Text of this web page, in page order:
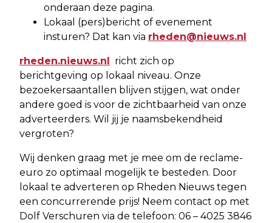
onderaan deze pagina.
Lokaal (pers)bericht of evenement
insturen? Dat kan via rheden@nieuws.nl
rheden.nieuws.nl richt zich op
berichtgeving op lokaal niveau. Onze
bezoekersaantallen blijven stijgen, wat onder
andere goed is voor de zichtbaarheid van onze
adverteerders. Wil jij je naamsbekendheid
vergroten?
Wij denken graag met je mee om de reclame-
euro zo optimaal mogelijk te besteden. Door
lokaal te adverteren op Rheden Nieuws tegen
een concurrerende prijs! Neem contact op met
Dolf Verschuren via de telefoon: 06 – 4025 3846